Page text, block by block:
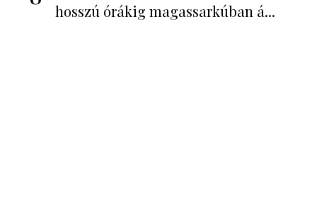
hosszú órákig magassarkúban á...